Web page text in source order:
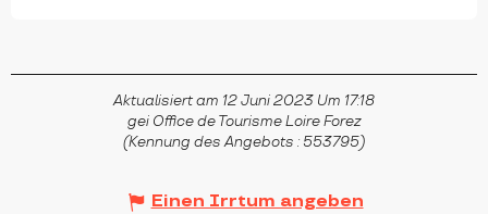
Aktualisiert am 12 Juni 2023 Um 17:18
gei Office de Tourisme Loire Forez
(Kennung des Angebots : 553795)
Einen Irrtum angeben